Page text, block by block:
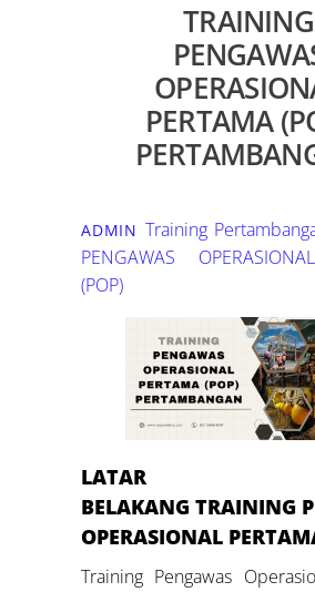
TRAINING
PERTAMA
ADMIN Training
PENGAWAS
(POP)
LATAR
BELAKANG TRAINING
OPERASIONAL
Training Pengawas